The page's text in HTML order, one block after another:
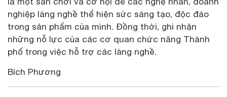
nghiệp làng nghề thể hiện sức sáng tạo, độc đáo
trong sản phẩm của mình. Đồng thời, ghi nhận
những nỗ lực của các cơ quan chức năng Thành
phố trong việc hỗ trợ các làng nghề.
Bích Phương